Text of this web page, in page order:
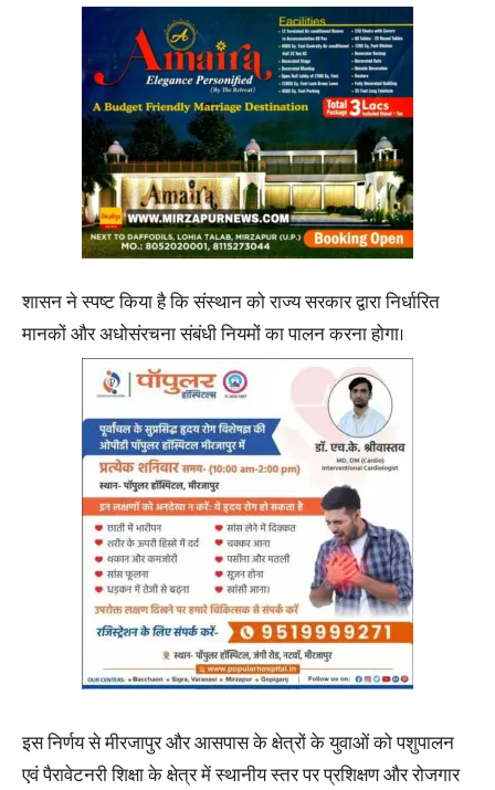
शासन ने स्पष्ट किया है कि संस्थान को राज्य सरकार द्वारा निर्धारित
मानकों और अधोसंरचना संबंधी नियमों का पालन करना होगा।
इस निर्णय से मीरजापुर और आसपास के क्षेत्रों के युवाओं को पशुपालन
एवं पैरावेटनरी शिक्षा के क्षेत्र में स्थानीय स्तर पर प्रशिक्षण और रोजगार